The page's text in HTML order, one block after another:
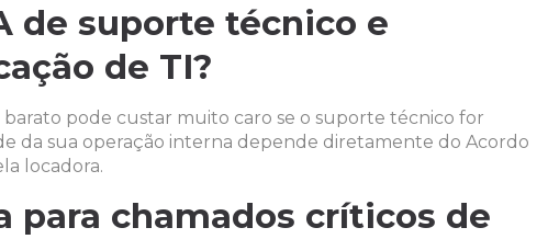
de suporte técnico e
de TI?
pode custar muito caro se o suporte técnico for
da sua operação interna depende diretamente do Acordo
locadora.
para chamados críticos de